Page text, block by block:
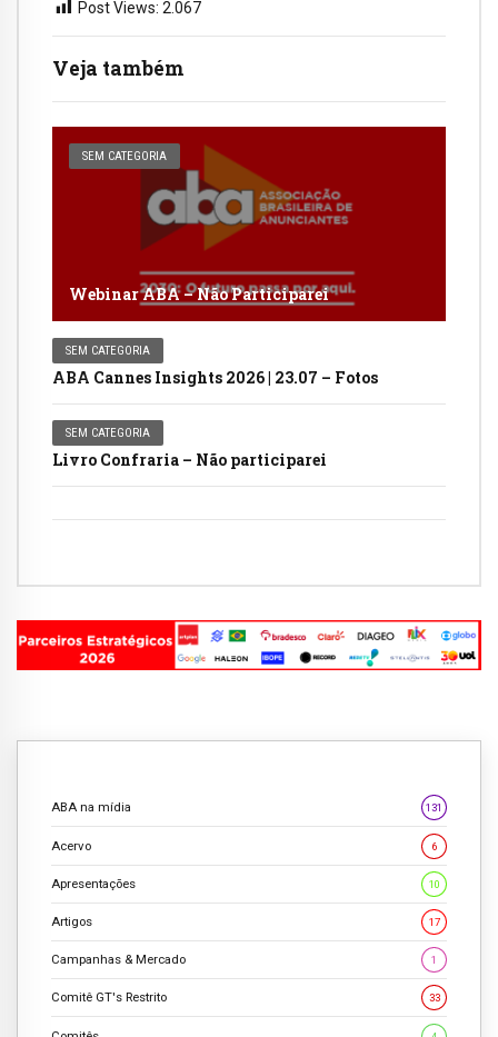
Veja também
SEM CATEGORIA
Webinar ABA – Não Participarei
SEM CATEGORIA
ABA Cannes Insights 2026 | 23.07 – Fotos
SEM CATEGORIA
Livro Confraria – Não participarei
Post Views: 2.067
ABA na mídia 131
Acervo 6
Apresentações 10
Artigos 17
Campanhas & Mercado 1
Comitê GT's Restrito 33